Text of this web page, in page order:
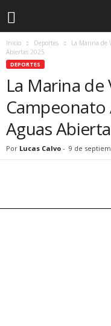
Inicio Deportes
La Marina de
Abiertas 2025
DEPORTES
La Marina de
Aguas
Por Lucas Calvo - 9 de